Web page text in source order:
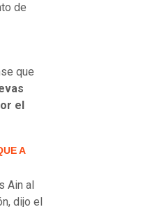
de
que
el
A
Ain al
dijo el